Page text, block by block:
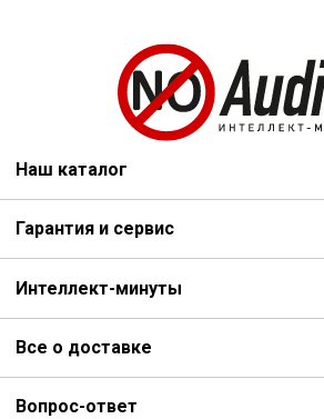
Наш каталог
Гарантия и сервис
Интеллект-минуты
Все о доставке
Вопрос-ответ